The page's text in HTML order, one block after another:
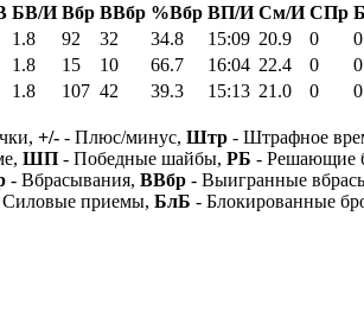
БВ/И Вбр ВВбр %Вбр ВП/И См/И СПр
1.8 92 32 34.8 15:09 20.9 0
0
1.8 15 10 66.7 16:04 22.4 0
0
1.8 107 42 39.3 15:13 21.0 0
0
+/- - Плюс/минус, Штр - Штрафное
ШП - Победные шайбы, РБ - Решающие
- Вбрасывания, ВВбр - Выигранные
приемы, БлБ - Блокированные